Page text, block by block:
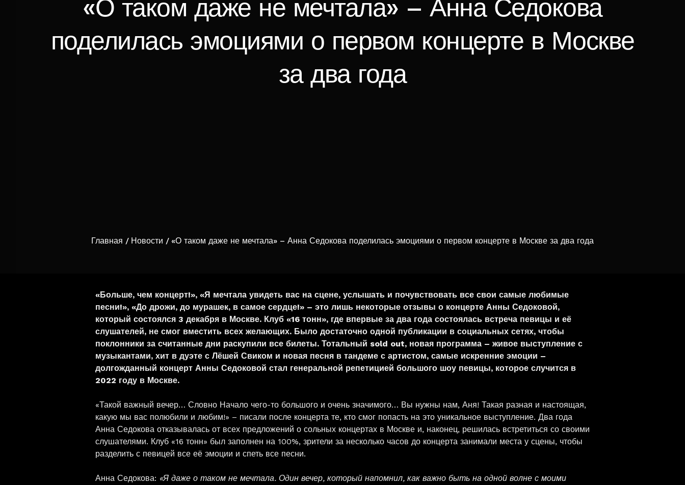
«О таком даже не мечтала» – Анна Седокова
поделилась эмоциями о первом концерте в Москве
за два года
Главная Новости «О таком даже не мечтала» – Анна Седокова поделилась эмоциями о первом концерте в Москве за два года
«Больше, чем концерт!», «Я мечтала увидеть вас на сцене, услышать и почувствовать все свои самые любимые
песни!», «До дрожи, до мурашек, в самое сердце!» – это лишь некоторые отзывы о концерте Анны Седоковой,
который состоялся 3 декабря в Москве. Клуб «16 тонн», где впервые за два года состоялась встреча певицы и её
слушателей, не смог вместить всех желающих. Было достаточно одной публикации в социальных сетях, чтобы
поклонники за считанные дни раскупили все билеты. Тотальный sold out, новая программа – живое выступление с
музыкантами, хит в дуэте с Лёшей Свиком и новая песня в тандеме с артистом, самые искренние эмоции –
долгожданный концерт Анны Седоковой стал генеральной репетицией большого шоу певицы, которое случится в
2022 году в Москве.
«Такой важный вечер… Словно Начало чего-то большого и очень значимого… Вы нужны нам, Аня! Такая разная и настоящая,
какую мы вас полюбили и любим!» – писали после концерта те, кто смог попасть на это уникальное выступление. Два года
Анна Седокова отказывалась от всех предложений о сольных концертах в Москве и, наконец, решилась встретиться со своими
слушателями. Клуб «16 тонн» был заполнен на 100%, зрители за несколько часов до концерта занимали места у сцены, чтобы
разделить с певицей все её эмоции и спеть все песни.
Анна Седокова: «Я даже о таком не мечтала. Один вечер, который напомнил, как важно быть на одной волне с моими